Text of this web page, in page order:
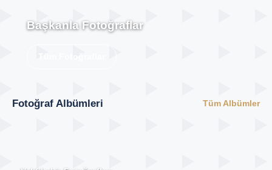
Başkanla Fotoğraflar
Fotoğraf Albümleri Tüm Albümler